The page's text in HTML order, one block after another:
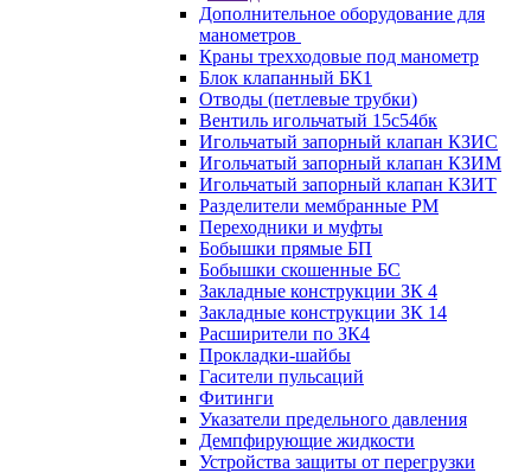
Дополнительное оборудование для
манометров
Краны трехходовые под манометр
Блок клапанный БК1
Отводы (петлевые трубки)
Вентиль игольчатый 15с54бк
Игольчатый запорный клапан КЗИС
Игольчатый запорный клапан КЗИМ
Игольчатый запорный клапан КЗИТ
Разделители мембранные РМ
Переходники и муфты
Бобышки прямые БП
Бобышки скошенные БС
Закладные конструкции ЗК 4
Закладные конструкции ЗК 14
Расширители по ЗК4
Прокладки-шайбы
Гасители пульсаций
Фитинги
Указатели предельного давления
Демпфирующие жидкости
Устройства защиты от перегрузки